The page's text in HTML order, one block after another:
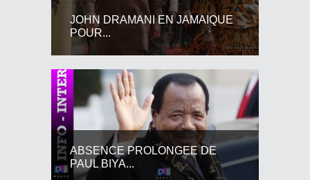
JOHN DRAMANI EN JAMAIQUE
POUR...
ABSENCE PROLONGEE DE
PAUL BIYA...